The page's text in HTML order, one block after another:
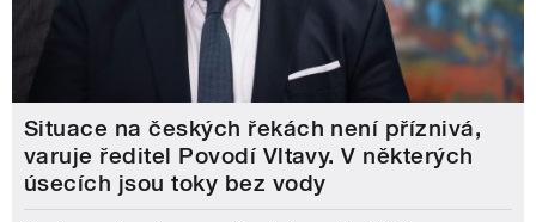
Situace na českých řekách není příznivá,
varuje ředitel Povodí Vltavy. V některých
úsecích jsou toky bez vody